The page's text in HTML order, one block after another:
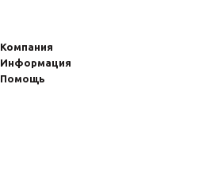
Компания
Информация
Помощь